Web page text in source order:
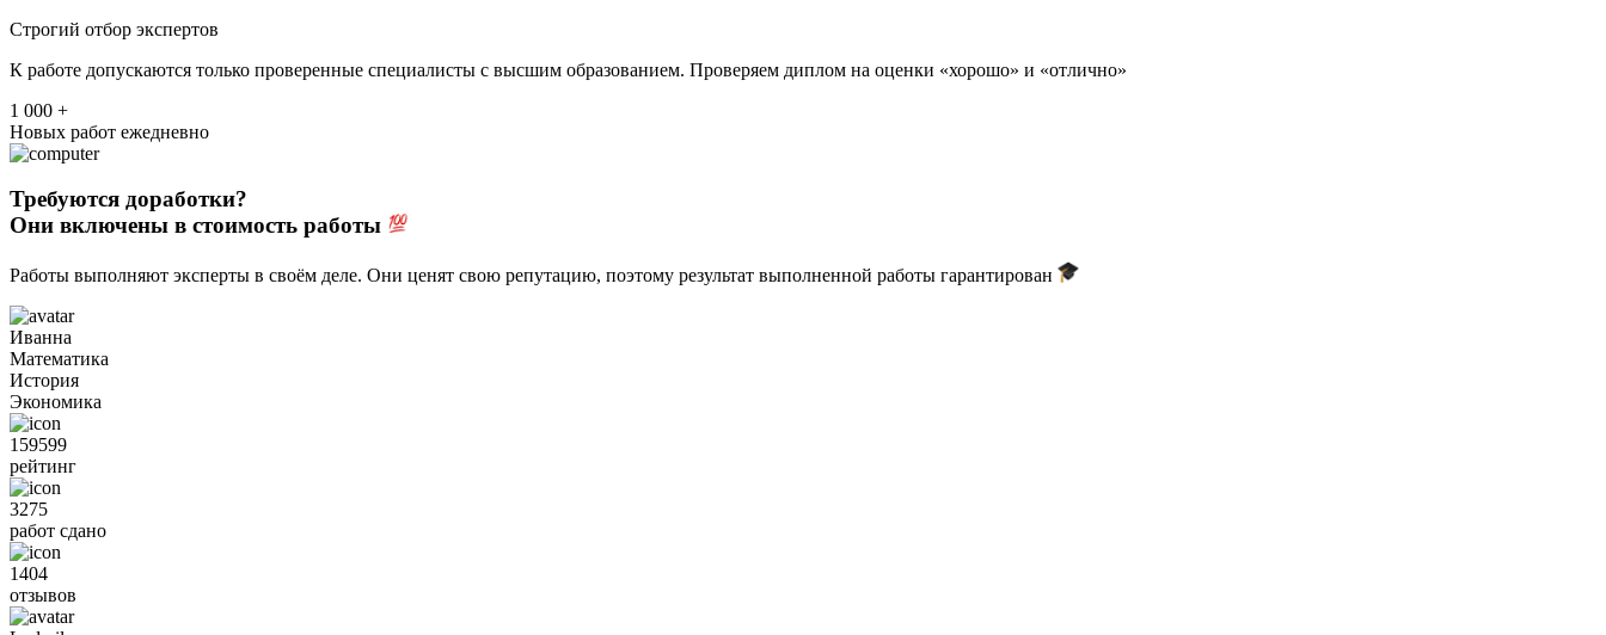
Строгий отбор экспертов
К работе допускаются только проверенные специалисты с высшим образованием. Проверяем диплом на оценки «хорошо» и «отлично»
1 000 +
Новых работ ежедневно
Требуются доработки?
Они включены в стоимость работы
Работы выполняют эксперты в своём деле. Они ценят свою репутацию, поэтому результат выполненной работы гарантирован
Иванна
Математика
История
Экономика
159599
рейтинг
3275
работ сдано
1404
отзывов